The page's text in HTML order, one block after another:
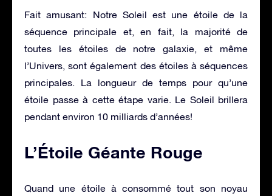
Fait amusant: Notre Soleil est une étoile de la
séquence principale et, en fait, la majorité de
toutes les étoiles de notre galaxie, et même
l’Univers, sont également des étoiles à séquences
principales. La longueur de temps pour qu’une
étoile passe à cette étape varie. Le Soleil brillera
pendant environ 10 milliards d’années!
L’Étoile Géante Rouge
Quand une étoile à consommé tout son noyau